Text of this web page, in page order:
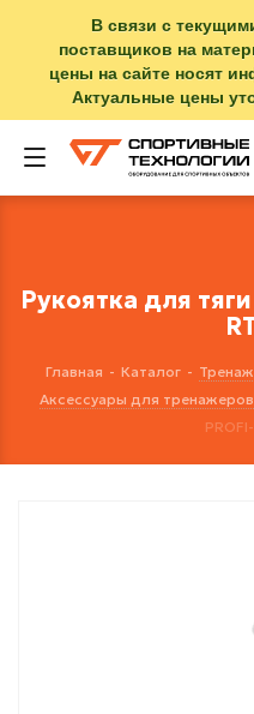
В связи с
поставщиков на
цены на сайте носят
Актуальные цены
Рукоятка для
Главная - Каталог -
Аксессуары для тренажеров